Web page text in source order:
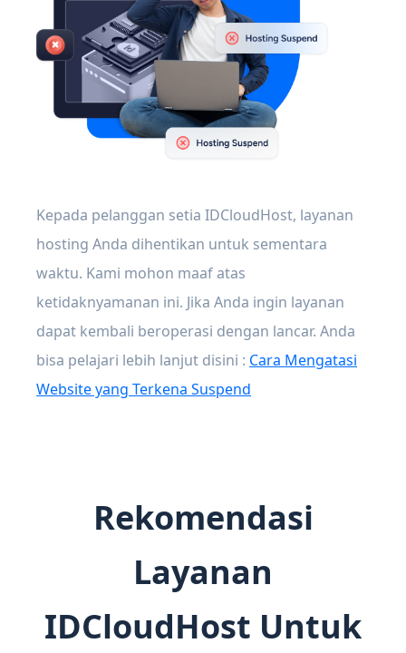
Kepada pelanggan setia IDCloudHost, layanan
hosting Anda dihentikan untuk sementara
waktu. Kami mohon maaf atas
ketidaknyamanan ini. Jika Anda ingin layanan
dapat kembali beroperasi dengan lancar. Anda
bisa pelajari lebih lanjut disini : Cara Mengatasi
Website yang Terkena Suspend
Rekomendasi
Layanan
IDCloudHost Untuk